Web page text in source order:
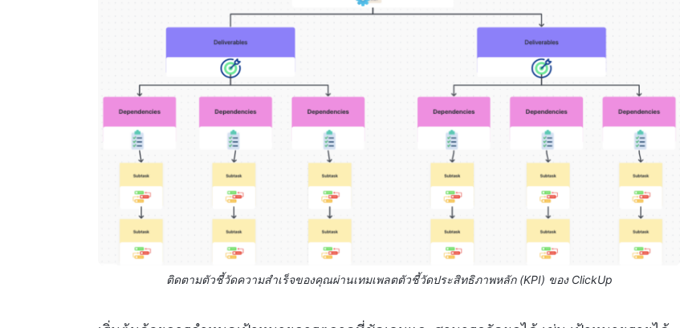
ติดตามตัวชี้วัดความสำเร็จของคุณผ่านเทมเพลตตัวชี้วัดประสิทธิภาพหลัก (KPI) ของ ClickUp